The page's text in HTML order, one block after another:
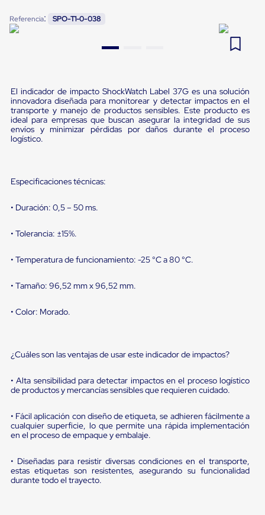
de
andén
de
andén
Mecánicas
Pestañas
Hidráulicas
de
patio
patio
portátiles
Cargas
andén
Sellos
Cabezal
Fijo
de
Cabezal
Colgante
Retenedores
de
andén
Referencia: SPO-T1-0-038
El indicador de impacto ShockWatch Label 37G es una solución
innovadora diseñada para monitorear y detectar impactos en el
transporte y manejo de productos sensibles. Este producto es
ideal para empresas que buscan asegurar la integridad de sus
envíos y minimizar pérdidas por daños durante el proceso
logístico.
Especificaciones técnicas:
• Duración: 0,5 – 50 ms.
• Tolerancia: ±15%.
• Temperatura de funcionamiento: -25 °C a 80 °C.
• Tamaño: 96,52 mm x 96,52 mm.
• Color: Morado.
¿Cuáles son las ventajas de usar este indicador de impactos?
• Alta sensibilidad para detectar impactos en el proceso logístico
de productos y mercancías sensibles que requieren cuidado.
• Fácil aplicación con diseño de etiqueta, se adhieren fácilmente a
cualquier superficie, lo que permite una rápida implementación
en el proceso de empaque y embalaje.
• Diseñadas para resistir diversas condiciones en el transporte,
estas etiquetas son resistentes, asegurando su funcionalidad
durante todo el trayecto.
9.
flejadora
10